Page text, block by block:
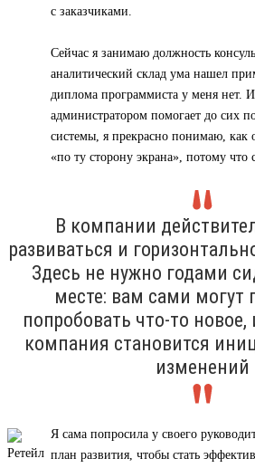
с заказчиками.
Сейчас я занимаю должность
аналитический склад ума нашел
диплома программиста у меня нет.
администратором помогает до сих
системы, я прекрасно понимаю, как
«по ту сторону экрана», потому что
В компании
развиваться и
Здесь не нужно годами
месте: вам сами могут
попробовать что-то
компания становится
изменений
Я сама попросила у своего
план развития, чтобы стать